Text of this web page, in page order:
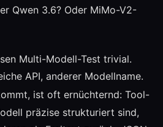
Qwen 3.6? Oder MiMo-V2-
Multi-Modell-Test trivial.
API, anderer Modellname.
ist oft ernüchternd: Tool-
präzise strukturiert sind,